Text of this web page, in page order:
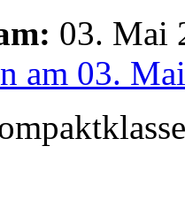
03. Mai
am 03.